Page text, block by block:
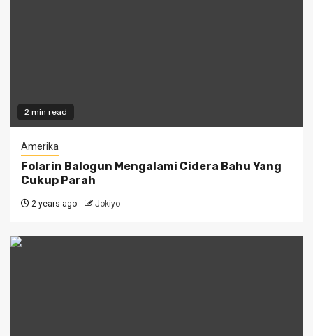
2 min read
Amerika
Folarin Balogun Mengalami Cidera Bahu Yang
Cukup Parah
2 years ago Jokiyo